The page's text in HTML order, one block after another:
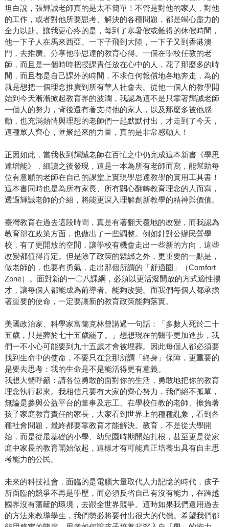
坦白說，張輝誠老師真的是太不簡單！不管是對他的家人，對他
的工作，或者對他所要思考、解決的各種問題，都是竭心盡力的
全力以赴。讓我更心疼的是，每到了寒暑假或難得的休假時間，
他一下子人在馬來西亞、一下子飛到大陸，一下子又到香港澳
門，去推廣、分享他學思達的教育心得。一個在學校任教的老
師，而且是一個時時把授課責任放在心中的人，花了那麼多的時
間，而且都是自己課外的時間，不求任何報償地各地奔走，為的
就是想把一個理念推廣到所有華人社會去。從他一個人的教學開
始到今天漸漸掀起教育界的波瀾，我認為這不是只靠著輝誠老師
一個人的努力，背後還有著支持他的家人，以及那麼多被他感
動，也充滿熱情與理想的老師們一起默默付出，才走到了今天，
這種眾人齊心，匯聚起來的力量，真的是非常感動人！
正因如此，當我收到輝誠老師在百忙之中仍完成這本新書《學思
達增能》，細讀之後發現，這是一本為所有老師而寫，能幫助每
位有意願的老師在自己的課堂上實現學思達教學的實用工具書！
這本書同時也是為所有家長、所有關心翻轉教育理念的人而寫，
透過輝誠老師的介紹，將能更深入理解創新教學的精神與價值。
臺灣教育在過去這段時間，真是有著翻天覆地的改變，而我認為
教育部在政策方面，也做出了一些調整。例如針對公辦民營學
校，有了更開放的空間，讓學校有機會走出一些新的方向，這些
改變都值得肯定。但是除了政策的鬆綁之外，更重要的一點是，
做老師的，也要有勇氣，走出那個所謂的「舒適圈」（Comfort
Zone）。面對新的一〇八課綱，必須以更活潑開放的方式適性揚
才，讓每個人都能成為前導者、能夠改變。而我們每個人都承擔
著重要的使命，一定要讓新的教育政策能夠落實。
美國政治家、科學家富蘭克林曾講過一句話：「多數人死於二十
五歲，只是葬於七十五歲罷了。」想想現在的醫學更加進步，我
們一不小心可能要到九十五歲才會被埋葬。因此每個人都必須要
找到生命中的使命，不要只在意那所謂「終身」保障，更重要的
是要去思考：我的生命是不是能活得更有意義。
我想大聲呼籲：請各位勇敢的面對你的生活，勇敢地把你的教育
理念執行起來。我相信只要有大家的齊心努力，我們絕不孤單，
無論是參與公益平台的董事及志工、在學校任教的老師、擔負著
孩子家庭教育責任的家長，大家看到世界上的種種亂象，看到各
種社會問題，最終都要靠教育才能解決。教育，不是從大學開
始，而是從最基礎的小學、幼兒園時期開始扎根，甚至更是從家
庭中家長的教育開始做起，這樣才有可能真正培養出具有自主思
考能力的公民。
未來的科技社會，面臨的是電腦大量取代人力記憶的時代，孩子
所面臨的競爭不再是學歷，而必須反省自己有沒有能力，在跨越
國界沒有藩籬的環境，去跟全世界競爭。這時如果我們還用過去
的方法來教導學生，我們勢必將要付出很大的代價。希望我們都